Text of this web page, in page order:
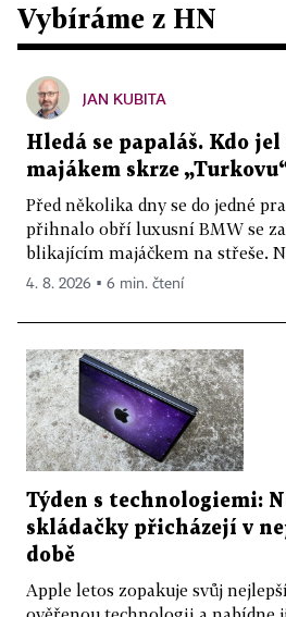
Vybíráme z HN
JAN KUBITA
Hledá se papaláš. Kdo
majákem skrze
Před několika dny se do jedné
přihnalo obří luxusní BMW se
blikajícím majáčkem na střeše.
4. 8. 2026 ▪ 6 min. čtení
Týden s technologiemi:
skládačky přicházejí v
době
Apple letos zopakuje svůj